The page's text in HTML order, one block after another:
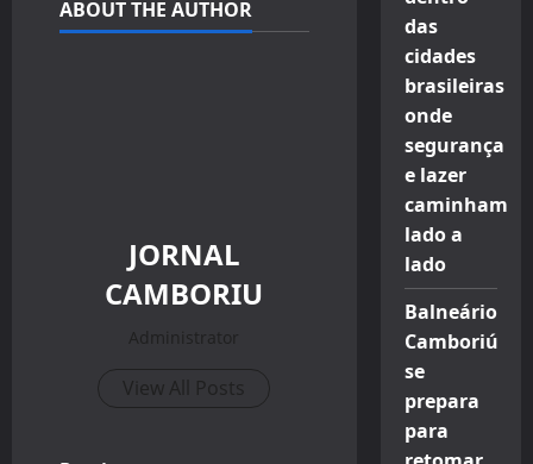
ABOUT THE AUTHOR
JORNAL
CAMBORIU
Administrator
View All Posts
das
cidades
brasileiras
onde
segurança
e lazer
caminham
lado a
lado
Balneário
Camboriú
se
prepara
para